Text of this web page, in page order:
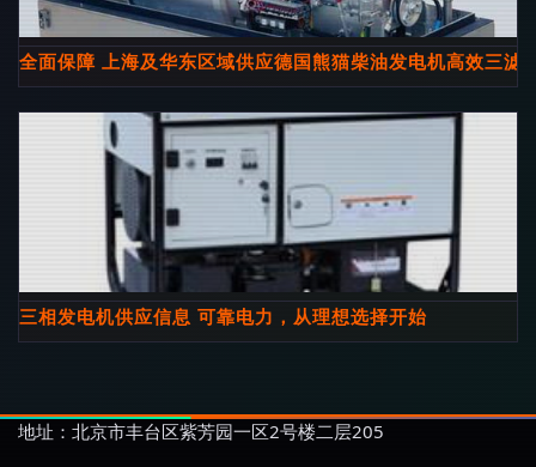
全面保障 上海及华东区域供应德国熊猫柴油发电机高效三滤
三相发电机供应信息 可靠电力，从理想选择开始
地址：北京市丰台区紫芳园一区2号楼二层205